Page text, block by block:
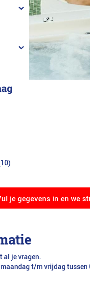
je gegevens in en we
al je vragen.
t/m vrijdag tussen